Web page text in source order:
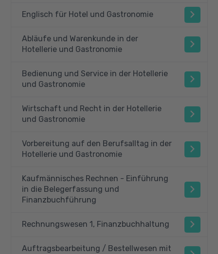
Englisch für Hotel und Gastronomie
Abläufe und Warenkunde in der
Hotellerie und Gastronomie
Bedienung und Service in der Hotellerie
und Gastronomie
Wirtschaft und Recht in der Hotellerie
und Gastronomie
Vorbereitung auf den Berufsalltag in der
Hotellerie und Gastronomie
Kaufmännisches Rechnen - Einführung
in die Belegerfassung und
Finanzbuchführung
Rechnungswesen 1, Finanzbuchhaltung
Auftragsbearbeitung / Bestellwesen mit